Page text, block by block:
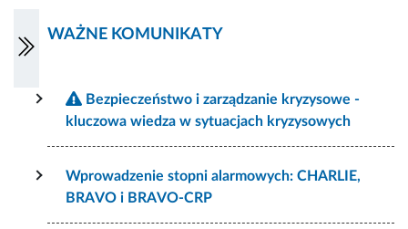
WAŻNE KOMUNIKATY
Bezpieczeństwo i zarządzanie kryzysowe -
kluczowa wiedza w sytuacjach kryzysowych
Wprowadzenie stopni alarmowych: CHARLIE,
BRAVO i BRAVO-CRP